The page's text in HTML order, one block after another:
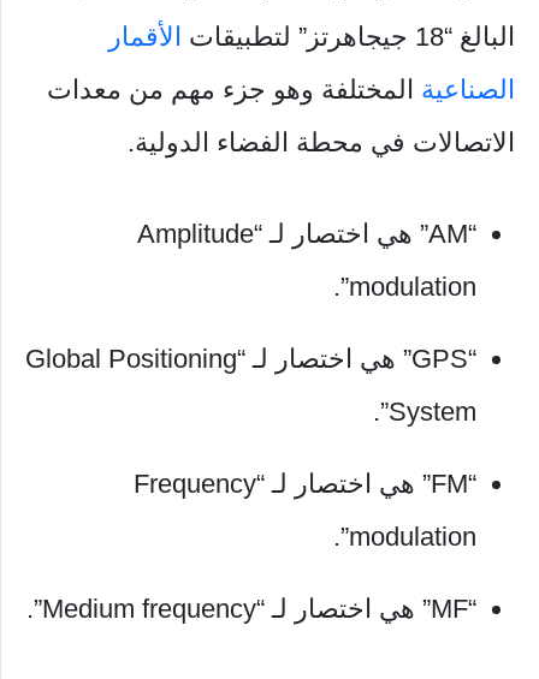
البالغ “18 جيجاهرتز” لتطبيقات
الأقمار
الصناعية المختلفة وهو جزء مهم من معدات
الاتصالات في محطة الفضاء الدولية.
“AM” هي اختصار لـ “Amplitude
modulation”.
“GPS” هي اختصار لـ “Global Positioning
System”.
“FM” هي اختصار لـ “Frequency
modulation”.
“MF” هي اختصار لـ “Medium frequency”.